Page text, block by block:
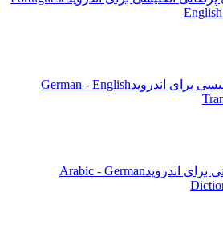
اندروید German - English
Arabic - German